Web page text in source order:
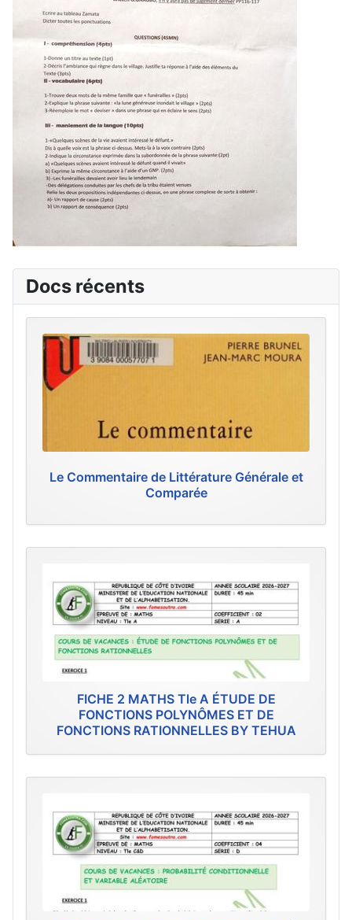
Docs récents
Le Commentaire de Littérature Générale et
Comparée
FICHE 2 MATHS Tle A ÉTUDE DE
FONCTIONS POLYNÔMES ET DE
FONCTIONS RATIONNELLES BY TEHUA